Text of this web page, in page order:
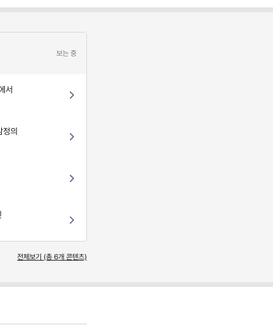
보는 중
서
의
전체보기 (총 6개 콘텐츠)